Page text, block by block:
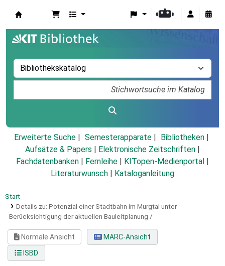
Erweiterte Suche Semesterapparate
Bibliotheken
Aufsätze & Papers
Elektronische Zeitschriften
Fachdatenbanken
Fernleihe KITopen-Medienportal
Literaturwunsch
Kataloganleitung
Start
Details zu: Potenzial einer Stadtbahn im Murgtal unter
Berücksichtigung der aktuellen Bauleitplanung /
Normale Ansicht
MARC-Ansicht
ISBD